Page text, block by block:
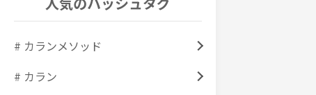
# カランメソッド
# カラン